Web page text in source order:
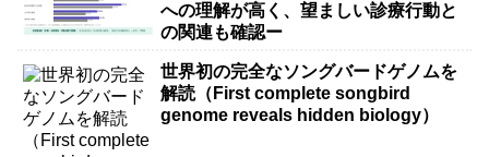
への理解が高く、望ましい診療行動と
の関連も確認ー
世界初の完全なソングバードゲノムを
解読（First complete songbird
genome reveals hidden biology）